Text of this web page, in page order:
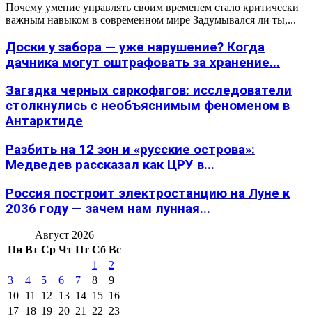
Почему умение управлять своим временем стало критически
важным навыком в современном мире Задумывался ли ты,...
Доски у забора — уже нарушение? Когда
дачника могут оштрафовать за хранение...
Загадка черных саркофагов: исследователи
столкнулись с необъяснимым феноменом в
Антарктиде
Разбить на 12 зон и «русские острова»:
Медведев рассказал как ЦРУ в...
Россия построит электростанцию на Луне к
2036 году — зачем нам лунная...
Август 2026
Пн Вт Ср Чт Пт Сб Вс
1
2
3
4 5 6 7 8
9
10 11 12 13 14 15 16
17 18 19 20 21 22 23